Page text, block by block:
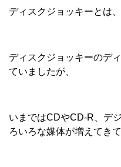
ディスクジョッキーとは
ディスクジョッキーのデ
ていましたが、
いまではCDやCD-R、デ
ろいろな媒体が増えてきて